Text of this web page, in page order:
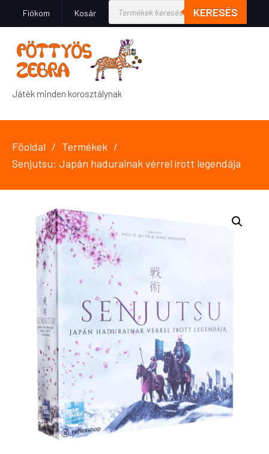
Fiókom Kosár KERESÉS
Játék minden korosztálynak
Főoldal
Termékek
Senjutsu: Japán hadurainak vérrel írott legendája